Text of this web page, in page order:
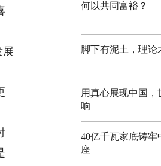
展
何以共同富裕？
脚下有泥土，理论
用真心展现中国，
响
40亿千瓦家底铸牢
座